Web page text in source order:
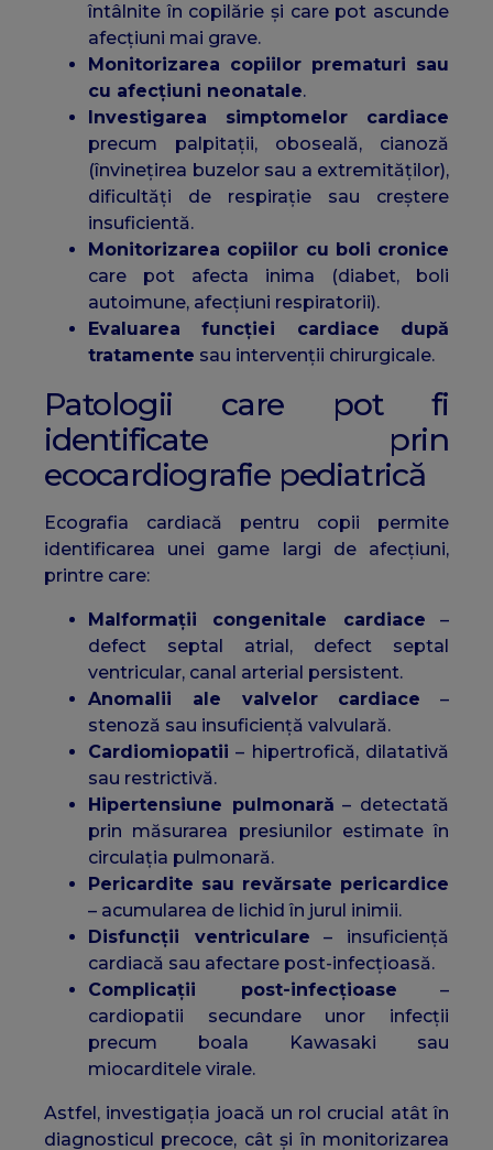
întâlnite în copilărie și care pot ascunde
afecțiuni mai grave.
Monitorizarea copiilor prematuri sau
cu afecțiuni neonatale.
Investigarea simptomelor cardiace
precum palpitații, oboseală, cianoză
(învinețirea buzelor sau a extremităților),
dificultăți de respirație sau creștere
insuficientă.
Monitorizarea copiilor cu boli cronice
care pot afecta inima (diabet, boli
autoimune, afecțiuni respiratorii).
Evaluarea funcției cardiace după
tratamente sau intervenții chirurgicale.
Patologii care pot fi
identificate prin
ecocardiografie pediatrică
Ecografia cardiacă pentru copii permite
identificarea unei game largi de afecțiuni,
printre care:
Malformații congenitale cardiace –
defect septal atrial, defect septal
ventricular, canal arterial persistent.
Anomalii ale valvelor cardiace –
stenoză sau insuficiență valvulară.
Cardiomiopatii – hipertrofică, dilatativă
sau restrictivă.
Hipertensiune pulmonară – detectată
prin măsurarea presiunilor estimate în
circulația pulmonară.
Pericardite sau revărsate pericardice
– acumularea de lichid în jurul inimii.
Disfuncții ventriculare – insuficiență
cardiacă sau afectare post-infecțioasă.
Complicații post-infecțioase –
cardiopatii secundare unor infecții
precum boala Kawasaki sau
miocarditele virale.
Astfel, investigația joacă un rol crucial atât în
diagnosticul precoce, cât și în monitorizarea